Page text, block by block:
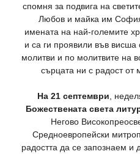
спомня за подвига на
Любов и майка им
имената на най-големите
и са ги проявили във
молитви и по молитвите на
сърцата ни с радост от
На 21 септември ,
Божествената света
Негово
Средноевропейски
радостта да се запознаем и